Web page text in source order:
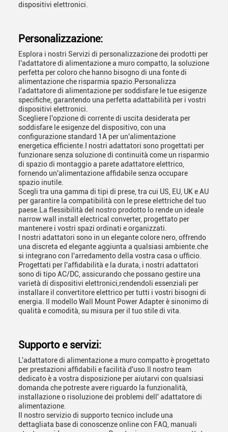
dispositivi elettronici.
Personalizzazione:
Esplora i nostri Servizi di personalizzazione dei prodotti per
l'adattatore di alimentazione a muro compatto, la soluzione
perfetta per coloro che hanno bisogno di una fonte di
alimentazione che risparmia spazio.Personalizza
l'adattatore di alimentazione per soddisfare le tue esigenze
specifiche, garantendo una perfetta adattabilità per i vostri
dispositivi elettronici.
Scegliere l'opzione di corrente di uscita desiderata per
soddisfare le esigenze del dispositivo, con una
configurazione standard 1A per un'alimentazione
energetica efficiente.I nostri adattatori sono progettati per
funzionare senza soluzione di continuità come un risparmio
di spazio di montaggio a parete adattatore elettrico,
fornendo un'alimentazione affidabile senza occupare
spazio inutile.
Scegli tra una gamma di tipi di prese, tra cui US, EU, UK e AU
per garantire la compatibilità con le prese elettriche del tuo
paese.La flessibilità del nostro prodotto lo rende un ideale
narrow wall install electrical converter, progettato per
mantenere i vostri spazi ordinati e organizzati.
I nostri adattatori sono in un elegante colore nero, offrendo
una discreta ed elegante aggiunta a qualsiasi ambiente.che
si integrano con l'arredamento della vostra casa o ufficio.
Progettati per l'affidabilità e la durata, i nostri adattatori
sono di tipo AC/DC, assicurando che possano gestire una
varietà di dispositivi elettronici,rendendoli essenziali per
installare il convertitore elettrico per tutti i vostri bisogni di
energia. Il modello Wall Mount Power Adapter è sinonimo di
qualità e comodità, su misura per il tuo stile di vita.
Supporto e servizi:
L'adattatore di alimentazione a muro compatto è progettato
per prestazioni affidabili e facilità d'uso.Il nostro team
dedicato è a vostra disposizione per aiutarvi con qualsiasi
domanda che potreste avere riguardo la funzionalità,
installazione o risoluzione dei problemi dell' adattatore di
alimentazione.
Il nostro servizio di supporto tecnico include una
dettagliata base di conoscenze online con FAQ, manuali